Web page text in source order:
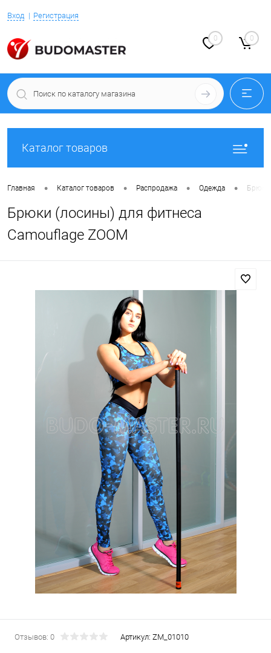
Вход Регистрация
0 0
Каталог товаров
Главная • Каталог товаров • Распродажа • Одежда • Брюки
Брюки (лосины) для фитнеса
Camouflage ZOOM
Отзывов: 0 Артикул: ZM_01010